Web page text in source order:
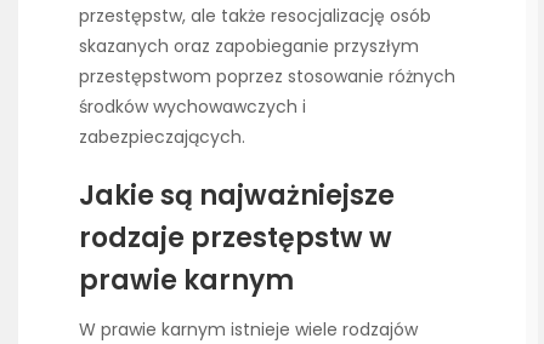
przestępstw, ale także resocjalizację osób
skazanych oraz zapobieganie przyszłym
przestępstwom poprzez stosowanie różnych
środków wychowawczych i
zabezpieczających.
Jakie są najważniejsze
rodzaje przestępstw w
prawie karnym
W prawie karnym istnieje wiele rodzajów